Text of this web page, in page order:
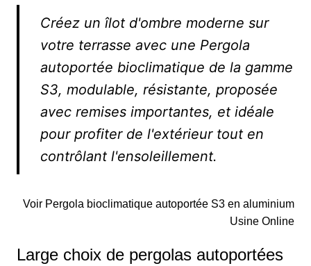
Créez un îlot d'ombre moderne sur
votre terrasse avec une Pergola
autoportée bioclimatique de la gamme
S3, modulable, résistante, proposée
avec remises importantes, et idéale
pour profiter de l'extérieur tout en
contrôlant l'ensoleillement.
Voir Pergola bioclimatique autoportée S3 en aluminium
Usine Online
Large choix de pergolas autoportées